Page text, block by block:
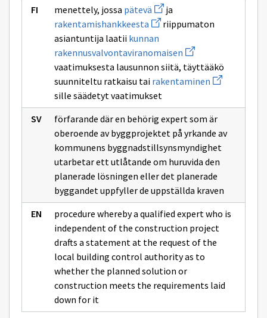
menettely, jossa pätevä Avaa
uuden
ikkunan
sivulle
pätevä
ja
rakentamishankkeesta Avaa
uuden
ikkunan
sivulle
rakentamishankkeesta
riippumaton
asiantuntija laatii kunnan
rakennusvalvontaviranomaisen Avaa
uuden
ikkunan
sivulle
kunnan
vaatimuksesta lausunnon siitä, täyttääkö
suunniteltu ratkaisu tai rakentaminen Avaa
uuden
sivulle
sille säädetyt vaatimukset
förfarande där en behörig expert som är
oberoende av byggprojektet på yrkande av
kommunens byggnadstillsynsmyndighet
utarbetar ett utlåtande om huruvida den
planerade lösningen eller det planerade
byggandet uppfyller de uppställda kraven
procedure whereby a qualified expert who is
independent of the construction project
drafts a statement at the request of the
local building control authority as to
whether the planned solution or
construction meets the requirements laid
down for it